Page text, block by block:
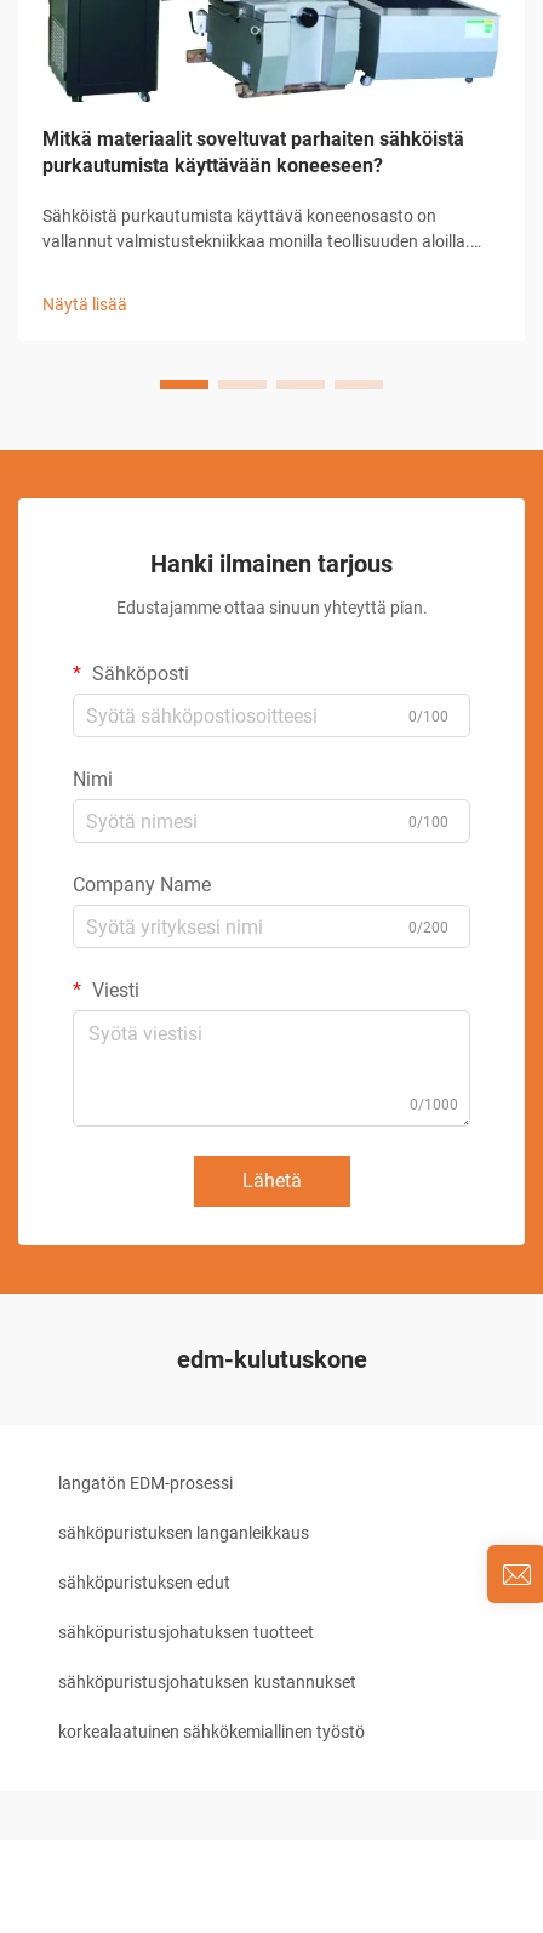
Mitkä materiaalit soveltuvat parhaiten sähköistä
purkautumista käyttävään koneeseen?
Sähköistä purkautumista käyttävä koneenosasto on
vallannut valmistustekniikkaa monilla teollisuuden aloilla.
Näytä lisää
Hanki ilmainen tarjous
Edustajamme ottaa sinuun yhteyttä pian.
Sähköposti
0/100
Nimi
0/100
Company Name
0/200
Viesti
0/1000
Lähetä
edm-kulutuskone
langatön EDM-prosessi
sähköpuristuksen langanleikkaus
sähköpuristuksen edut
sähköpuristusjohatuksen tuotteet
sähköpuristusjohatuksen kustannukset
korkealaatuinen sähkökemiallinen työstö